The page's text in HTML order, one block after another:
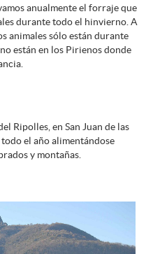
anualmente el forraje que
durante todo el hinvierno. A
animales sólo están durante
están en los Pirienos donde
Ripolles, en San Juan de las
el año alimentándose
y montañas.